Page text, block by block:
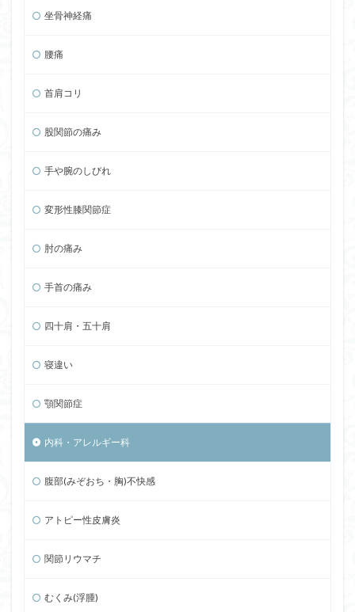
坐骨神経痛
腰痛
首肩コリ
股関節の痛み
手や腕のしびれ
変形性膝関節症
肘の痛み
手首の痛み
四十肩・五十肩
寝違い
顎関節症
内科・アレルギー科
腹部(みぞおち・胸)不快感
アトピー性皮膚炎
関節リウマチ
むくみ(浮腫)